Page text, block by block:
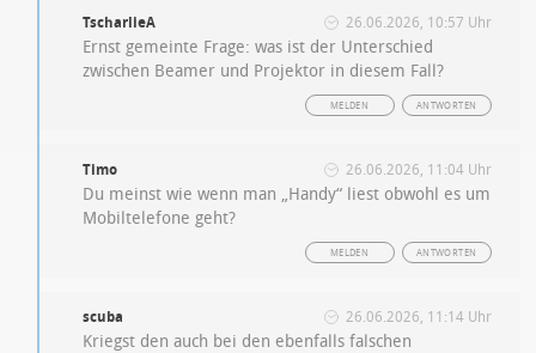
TscharlieA 26.06.2026, 10:57 Uhr
Ernst gemeinte Frage: was ist der Unterschied
zwischen Beamer und Projektor in diesem Fall?
ANTWORTEN
MELDEN
Timo 26.06.2026, 11:04 Uhr
Du meinst wie wenn man „Handy“ liest obwohl es um
Mobiltelefone geht?
ANTWORTEN
MELDEN
scuba 26.06.2026, 11:14 Uhr
Kriegst den auch bei den ebenfalls falschen